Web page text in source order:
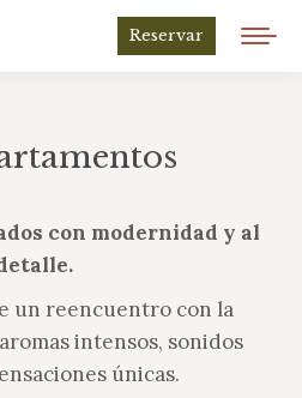
Reservar
con modernidad y al
un reencuentro con la
intensos, sonidos
únicas.